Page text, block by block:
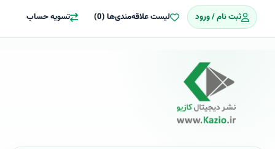
ثبت نام / ورود لیست علاقه‌مندی‌ها (0) تسویه حساب